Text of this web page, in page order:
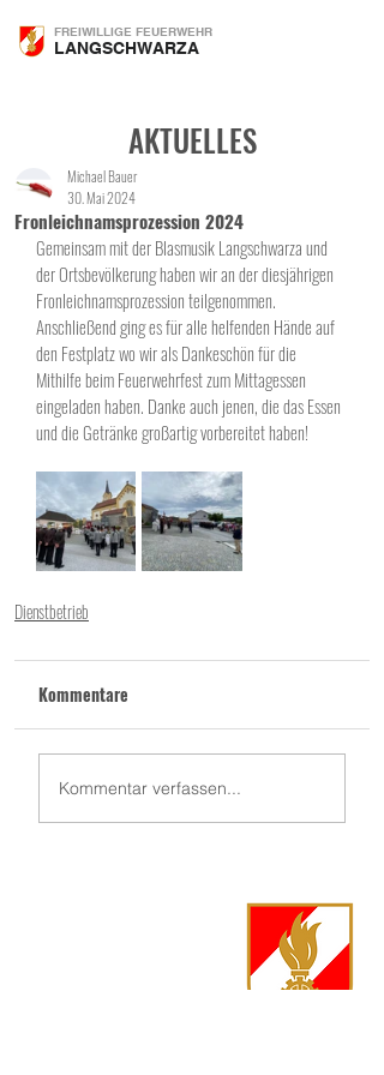
FREIWILLIGE FEUERWEHR
LANGSCHWARZA
AKTUELLES
Fronleichnamsprozession 2024
Michael Bauer
30. Mai 2024
Gemeinsam mit der Blasmusik Langschwarza und
der Ortsbevölkerung haben wir an der diesjährigen
Fronleichnamsprozession teilgenommen.
Anschließend ging es für alle helfenden Hände auf
den Festplatz wo wir als Dankeschön für die
Mithilfe beim Feuerwehrfest zum Mittagessen
eingeladen haben. Danke auch jenen, die das Essen
und die Getränke großartig vorbereitet haben!
Dienstbetrieb
Kommentare
Kommentar verfassen...